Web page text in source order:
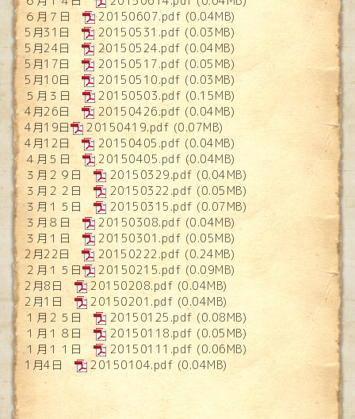
６月７日
20150607.pdf (0.04MB)
5月31日
20150531.pdf (0.03MB)
5月24日
20150524.pdf (0.04MB)
5月17日
20150517.pdf (0.05MB)
5月10日
20150510.pdf (0.03MB)
５月３日
20150503.pdf (0.15MB)
4月26日
20150426.pdf (0.04MB)
4月19日
20150419.pdf (0.07MB)
4月12日
20150405.pdf (0.04MB)
４月５日
20150405.pdf (0.04MB)
３月２９日
20150329.pdf (0.04MB)
３月２２日
20150322.pdf (0.05MB)
３月１５日
20150315.pdf (0.07MB)
３月８日
20150308.pdf (0.04MB)
３月１日
20150301.pdf (0.05MB)
2月22日
20150222.pdf (0.24MB)
２月１５日
20150215.pdf (0.09MB)
2月8日
20150208.pdf (0.04MB)
2月1日
20150201.pdf (0.04MB)
１月２５日
20150125.pdf (0.08MB)
１月１８日
20150118.pdf (0.05MB)
１月１１日
20150111.pdf (0.06MB)
1月4日
20150104.pdf (0.04MB)